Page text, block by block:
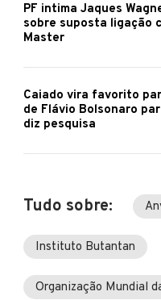
PF intima Jaques
sobre suposta ligação
Master
Caiado vira favorito
de Flávio Bolsonaro
diz pesquisa
Tudo sobre:
Instituto Butantan
Organização Mundial